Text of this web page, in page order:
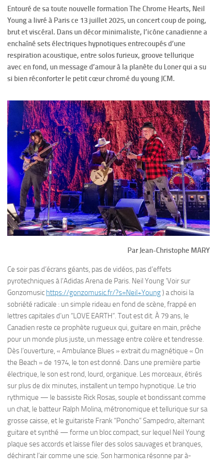
Entouré de sa toute nouvelle formation The Chrome Hearts, Neil
Young a livré à Paris ce 13 juillet 2025, un concert coup de poing,
brut et viscéral. Dans un décor minimaliste, l’icône canadienne a
enchaîné sets électriques hypnotiques entrecoupés d’une
respiration acoustique, entre solos furieux, groove tellurique
avec en fond, un message d’amour à la planète du Loner qui a su
si bien réconforter le petit cœur chromé du young JCM.
Par Jean-Christophe MARY
Ce soir pas d’écrans géants, pas de vidéos, pas d’effets
pyrotechniques à l’Adidas Arena de Paris. Neil Young ‘Voir sur
Gonzomusic https://gonzomusic.fr/?s=Neil+Young ) a choisi la
sobriété radicale : un simple rideau en fond de scène, frappé en
lettres capitales d’un “LOVE EARTH”. Tout est dit. À 79 ans, le
Canadien reste ce prophète rugueux qui, guitare en main, prêche
pour un monde plus juste, un message entre colère et tendresse.
Dès l’ouverture, « Ambulance Blues » extrait du magnétique « On
the Beach » de 1974, le ton est donné. Dans une première partie
électrique, le son est rond, lourd, organique. Les morceaux, étirés
sur plus de dix minutes, installent un tempo hypnotique. Le trio
rythmique — le bassiste Rick Rosas, souple et bondissant comme
un chat, le batteur Ralph Molina, métronomique et tellurique sur sa
grosse caisse, et le guitariste Frank “Poncho” Sampedro, alternant
guitare et synthé — forme un bloc compact, sur lequel Neil Young
plaque ses accords et laisse filer des solos sauvages et branques,
déchirant l’air comme une scie. Son harmonica résonne par à-